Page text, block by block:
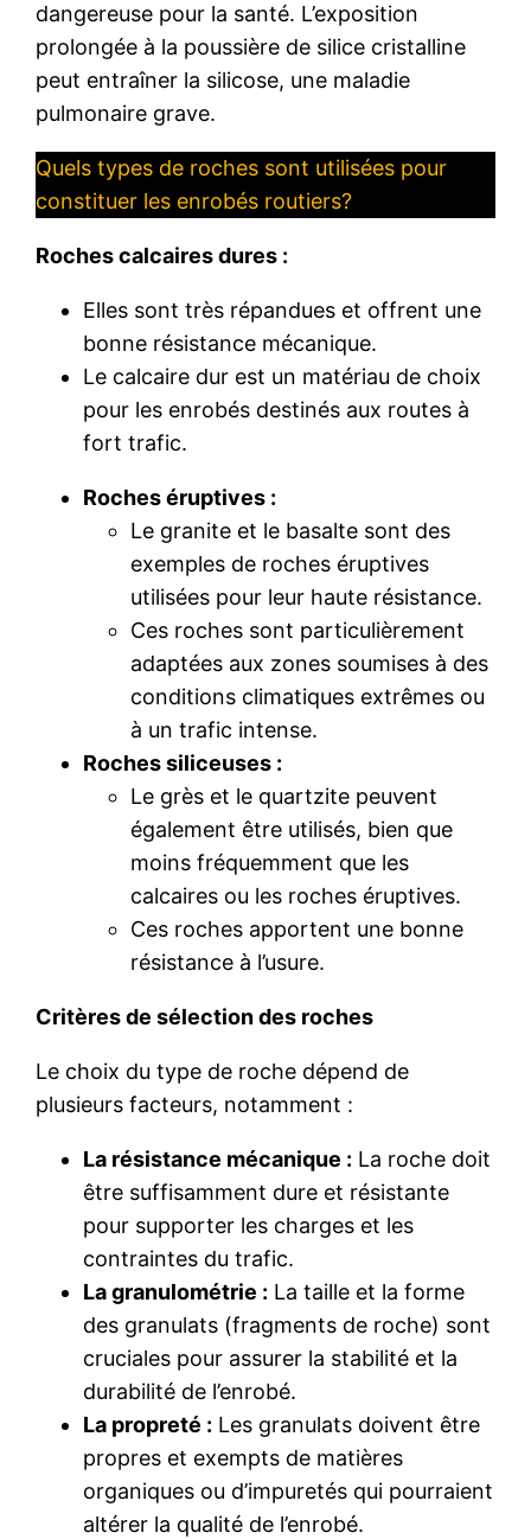
dangereuse pour la santé. L’exposition
prolongée à la poussière de silice cristalline
peut entraîner la silicose, une maladie
pulmonaire grave.
Quels types de roches sont utilisées pour
constituer les enrobés routiers?
Roches calcaires dures :
Elles sont très répandues et offrent une
bonne résistance mécanique.
Le calcaire dur est un matériau de choix
pour les enrobés destinés aux routes à
fort trafic.
Roches éruptives :
Le granite et le basalte sont des
exemples de roches éruptives
utilisées pour leur haute résistance.
Ces roches sont particulièrement
adaptées aux zones soumises à des
conditions climatiques extrêmes ou
à un trafic intense.
Roches siliceuses :
Le grès et le quartzite peuvent
également être utilisés, bien que
moins fréquemment que les
calcaires ou les roches éruptives.
Ces roches apportent une bonne
résistance à l’usure.
Critères de sélection des roches
Le choix du type de roche dépend de
plusieurs facteurs, notamment :
La résistance mécanique : La roche doit
être suffisamment dure et résistante
pour supporter les charges et les
contraintes du trafic.
La granulométrie : La taille et la forme
des granulats (fragments de roche) sont
cruciales pour assurer la stabilité et la
durabilité de l’enrobé.
La propreté : Les granulats doivent être
propres et exempts de matières
organiques ou d’impuretés qui pourraient
altérer la qualité de l’enrobé.